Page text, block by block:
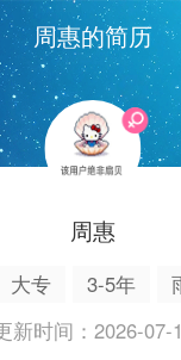
周惠的简历
周惠
大专 3-5年
新时间：2026-07-